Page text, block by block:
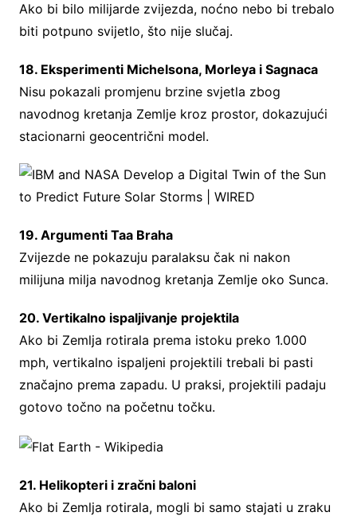
Ako bi bilo milijarde zvijezda, noćno nebo bi trebalo
biti potpuno svijetlo, što nije slučaj.
18. Eksperimenti Michelsona, Morleya i Sagnaca
Nisu pokazali promjenu brzine svjetla zbog
navodnog kretanja Zemlje kroz prostor, dokazujući
stacionarni geocentrični model.
19. Argumenti Taa Braha
Zvijezde ne pokazuju paralaksu čak ni nakon
milijuna milja navodnog kretanja Zemlje oko Sunca.
20. Vertikalno ispaljivanje projektila
Ako bi Zemlja rotirala prema istoku preko 1.000
mph, vertikalno ispaljeni projektili trebali bi pasti
značajno prema zapadu. U praksi, projektili padaju
gotovo točno na početnu točku.
21. Helikopteri i zračni baloni
Ako bi Zemlja rotirala, mogli bi samo stajati u zraku